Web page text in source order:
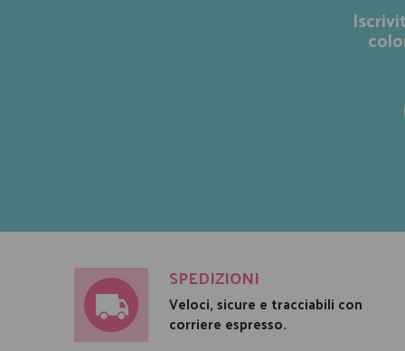
SPEDIZIONI
Veloci, sicure e tracciabili con
corriere espresso.